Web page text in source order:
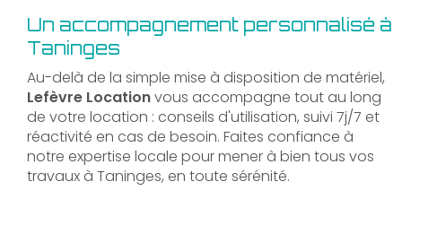
Un accompagnement personnalisé à
Taninges
Au-delà de la simple mise à disposition de matériel,
Lefèvre Locationvous accompagne tout au long
de votre location : conseils d'utilisation, suivi 7j/7 et
réactivité en cas de besoin. Faites confiance à
notre expertise locale pour mener à bien tous vos
travaux à Taninges, en toute sérénité.